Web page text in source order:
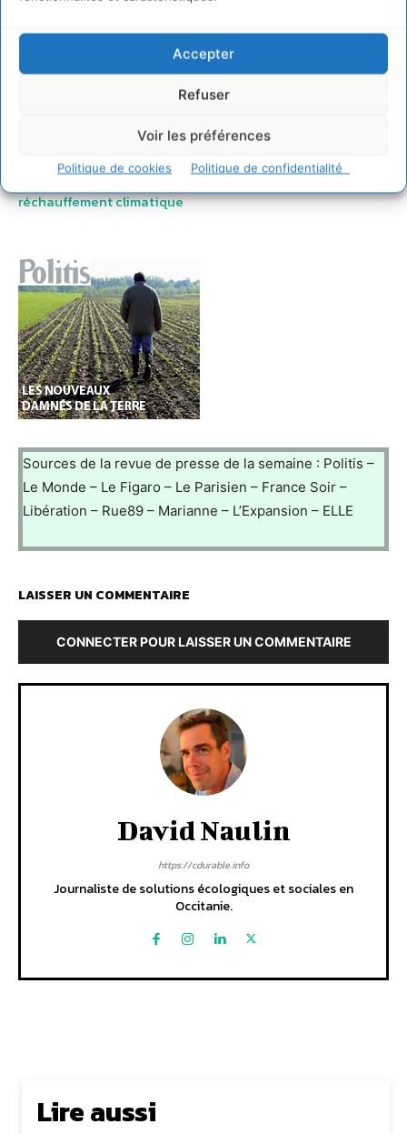
Accepter
Refuser
Voir les préférences
Politique de cookies Politique de confidentialité
partage… Parlons-en !–Appel à candidature pour les
Voyages-sncf.com, avant le 27 avril 2009
février 2009 :10 propositions pour une révision
ambitieuse de la loi sur l’affichage publicitaire
produits 100% propres et recyclables–Quelle France en
2030 ?–ONU : unanimité pour un traité contre le mercure
– dimanche 22 février 2009 :Alerte rouge, agir contre le
réchauffement climatique
Sources de la revue de presse de la semaine : Politis –
Le Monde – Le Figaro – Le Parisien – France Soir –
Libération – Rue89 – Marianne – L’Expansion – ELLE
LAISSER UN COMMENTAIRE
CONNECTER POUR LAISSER UN COMMENTAIRE
David Naulin
https://cdurable.info
Journaliste de solutions écologiques et sociales en
Occitanie.
Lire aussi